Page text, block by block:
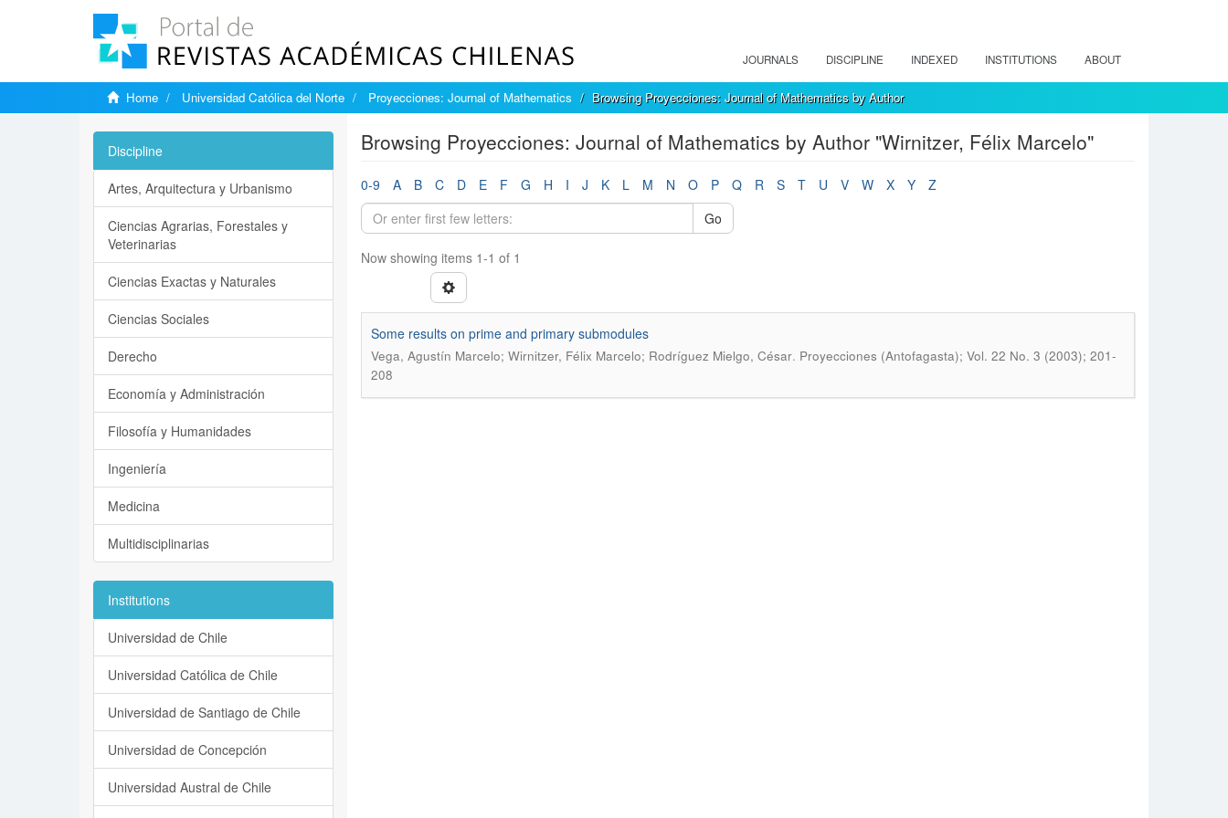
JOURNALS DISCIPLINE INDEXED INSTITUTIONS ABOUT
Home Universidad Católica del Norte Proyecciones: Journal of Mathematics Browsing Proyecciones: Journal of Mathematics by Author
Browsing Proyecciones: Journal of Mathematics by Author "Wirnitzer, Félix Marcelo"
0-9 A B C D E F G H I J K L M N O P Q R S T U V W X Y
Z
Go
Now showing items 1-1 of 1
Some results on prime and primary submodules
Vega, Agustín Marcelo; Wirnitzer, Félix Marcelo; Rodríguez Mielgo, César. Proyecciones (Antofagasta); Vol. 22 No. 3 (2003); 201-
208
Discipline
Artes, Arquitectura y Urbanismo
Ciencias Agrarias, Forestales y
Veterinarias
Ciencias Exactas y Naturales
Ciencias Sociales
Derecho
Economía y Administración
Filosofía y Humanidades
Ingeniería
Medicina
Multidisciplinarias
Institutions
Universidad de Chile
Universidad Católica de Chile
Universidad de Santiago de Chile
Universidad de Concepción
Universidad Austral de Chile